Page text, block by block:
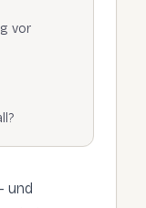
vor
und